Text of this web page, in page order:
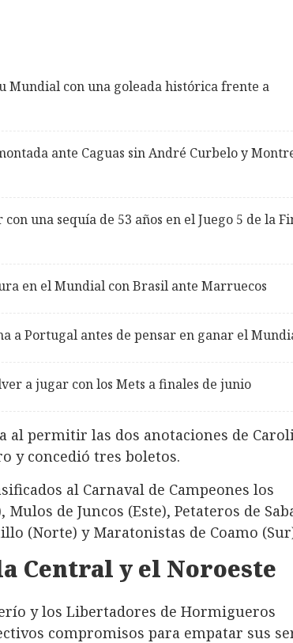
Mundial con una goleada histórica frente a
ante Caguas sin André Curbelo y
una sequía de 53 años en el Juego 5 de la
en el Mundial con Brasil ante Marruecos
a Portugal antes de pensar en ganar el
a jugar con los Mets a finales de junio
al permitir las dos anotaciones de
y concedió tres boletos.
al Carnaval de Campeones los
de Juncos (Este), Petateros de
(Norte) y Maratonistas de Coamo
Central y el Noroeste
y los Libertadores de Hormigueros
compromisos para empatar sus